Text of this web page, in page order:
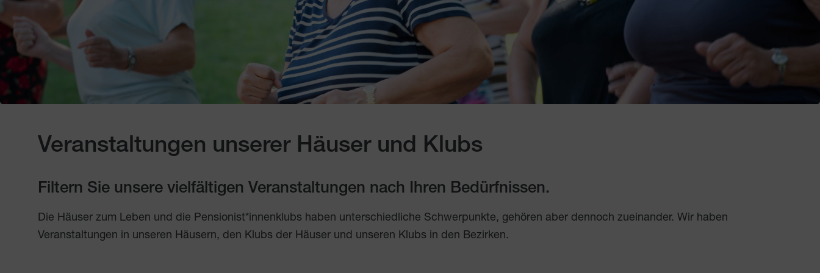
Veranstaltungen unserer Häuser und Klubs
Filtern Sie unsere vielfältigen Veranstaltungen nach Ihren Bedürfnissen.
Die Häuser zum Leben und die Pensionist*innenklubs haben unterschiedliche Schwerpunkte, gehören aber dennoch zueinander. Wir haben
Veranstaltungen in unseren Häusern, den Klubs der Häuser und unseren Klubs in den Bezirken.